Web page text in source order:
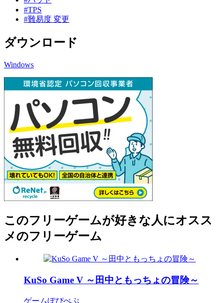
#TPS
#難易度 変更
ダウンロード
Windows
このフリーゲームが好きな人にオスス
メのフリーゲーム
KuSo Game V ～田中ともっちょの冒険～
ゲームぽぴぺぷ